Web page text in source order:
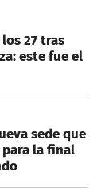
27 tras
este fue el
sede que
la final